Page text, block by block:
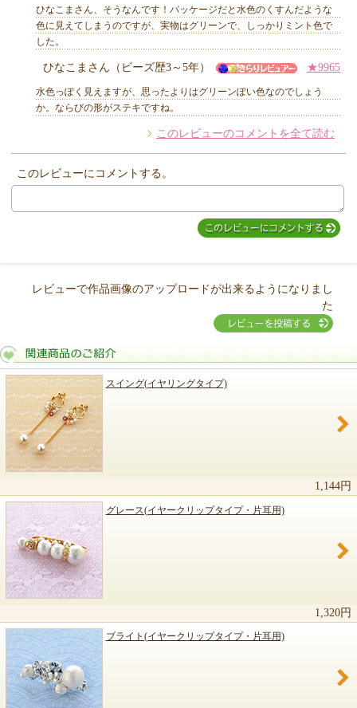
他のお客様からのコメント
ひなこまさん、そうなんです！パッケージだと水色のくすんだような
色に見えてしまうのですが、実物はグリーンで、しっかりミント色で
した。
ひなこまさん（ビーズ歴3～5年） ★9965
水色っぽく見えますが、思ったよりはグリーンぽい色なのでしょう
か。ならびの形がステキですね。
このレビューのコメントを全て読む
このレビューにコメントする。
レビューで作品画像のアップロードが出来るようになりまし
た
スイング(イヤリングタイプ)
1,144円
グレース(イヤークリップタイプ・片耳用)
1,320円
ブライト(イヤークリップタイプ・片耳用)